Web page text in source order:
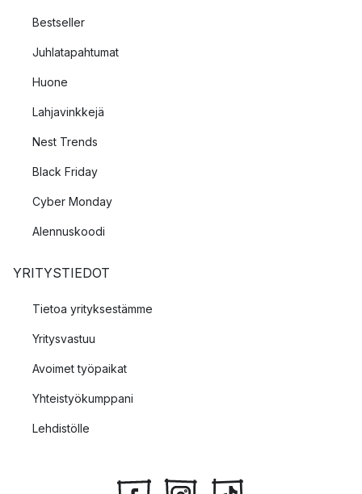
Bestseller
Juhlatapahtumat
Huone
Lahjavinkkejä
Nest Trends
Black Friday
Cyber Monday
Alennuskoodi
YRITYSTIEDOT
Tietoa yrityksestämme
Yritysvastuu
Avoimet työpaikat
Yhteistyökumppani
Lehdistölle